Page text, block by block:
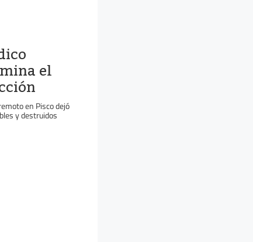
el
en Pisco dejó
y destruidos